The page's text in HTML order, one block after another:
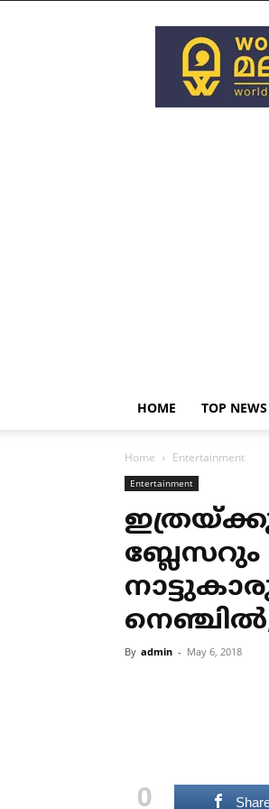
HOME TOP NEWS
Home Entertainment
Entertainment
ബ്ലേസറും
By admin - May 6, 2018
0